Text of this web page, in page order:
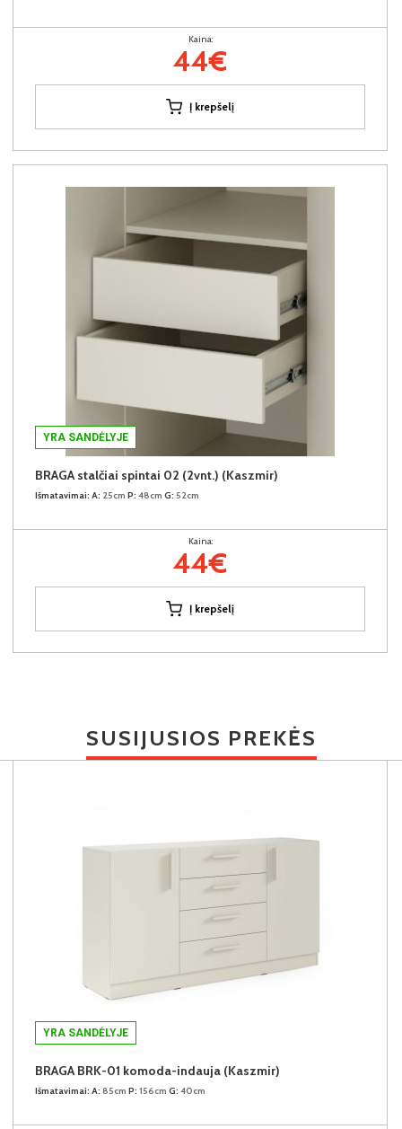
Kaina:
44€
Į krepšelį
YRA SANDĖLYJE
BRAGA stalčiai spintai 02 (2vnt.) (Kaszmir)
Išmatavimai: A: 25cm P: 48cm G: 52cm
Kaina:
44€
Į krepšelį
SUSIJUSIOS PREKĖS
YRA SANDĖLYJE
BRAGA BRK-01 komoda-indauja (Kaszmir)
Išmatavimai: A: 85cm P: 156cm G: 40cm